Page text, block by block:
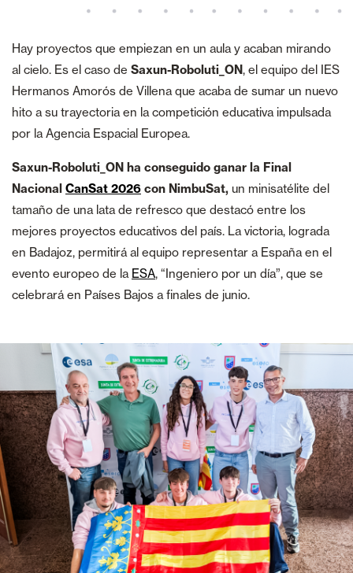
Hay proyectos que empiezan en un aula y acaban mirando
al cielo. Es el caso de Saxun-Roboluti_ON, el equipo del IES
Hermanos Amorós de Villena que acaba de sumar un nuevo
hito a su trayectoria en la competición educativa impulsada
por la Agencia Espacial Europea.
Saxun-Roboluti_ON ha conseguido ganar la Final
Nacional CanSat 2026 con NimbuSat, un minisatélite del
tamaño de una lata de refresco que destacó entre los
mejores proyectos educativos del país. La victoria, lograda
en Badajoz, permitirá al equipo representar a España en el
evento europeo de la ESA, “Ingeniero por un día”, que se
celebrará en Países Bajos a finales de junio.